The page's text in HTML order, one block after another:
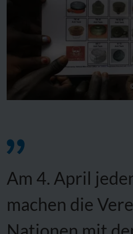
Am 4. April
machen die